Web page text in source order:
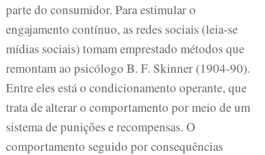
parte do consumidor. Para estimular o
engajamento contínuo, as redes sociais (leia-se
mídias sociais) tomam emprestado métodos que
remontam ao psicólogo B. F. Skinner (1904-90).
Entre eles está o condicionamento operante, que
trata de alterar o comportamento por meio de um
sistema de punições e recompensas. O
comportamento seguido por consequências